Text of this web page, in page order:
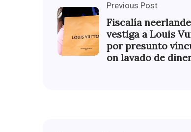
Previous Post
Fiscalía
vestiga a Louis
por presunto
on lavado de